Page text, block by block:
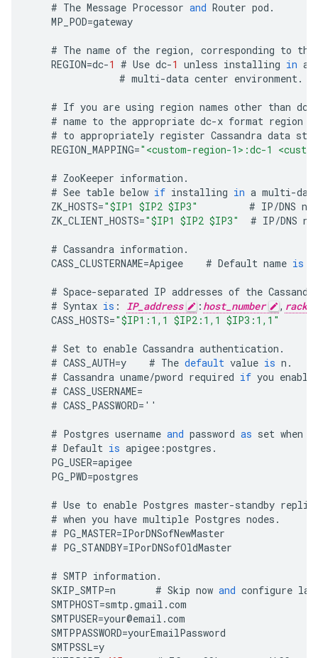
# The Message Processor and Router pod .
MP_POD=gateway
# The name of the region, corresponding to the
REGION=dc-1 # Use dc-1 unless installing in a
# multi-data center environment.
# If you are using region names other than dc
# name to the appropriate dc-x format region
# to appropriately register Cassandra data
REGION_MAPPING="<custom-region-1>:dc-1
# ZooKeeper information .
# See table below if installing in a multi-
ZK_HOSTS="$IP1 $IP2 $IP3" # IP/DNS
ZK_CLIENT_HOSTS="$IP1 $IP2 $IP3" # IP/DNS
# Cassandra information .
CASS_CLUSTERNAME=Apigee # Default name is
# Space-separated IP addresses of the
# Syntax is : IP_address : host_number ,
CASS_HOSTS="$IP1:1,1 $IP2:1,1 $IP3:1,1"
# Set to enable Cassandra authentication .
# CASS_AUTH=y # The default value is n .
# Cassandra uname/pword required if you
# CASS_USERNAME=
# CASS_PASSWORD= ''
# Postgres username and password as set when
# Default is apigee :postgres .
PG_USER=apigee
PG_PWD=postgres
# Use to enable Postgres master-standby
# when you have multiple Postgres nodes .
# PG_MASTER=IPorDNSofNewMaster
# PG_STANDBY=IPorDNSofOldMaster
# SMTP information .
SKIP_SMTP=n # Skip now and configure
SMTPHOST=smtp .gmail .com
SMTPUSER=your@email .com
SMTPPASSWORD=yourEmailPassword
SMTPSSL=y